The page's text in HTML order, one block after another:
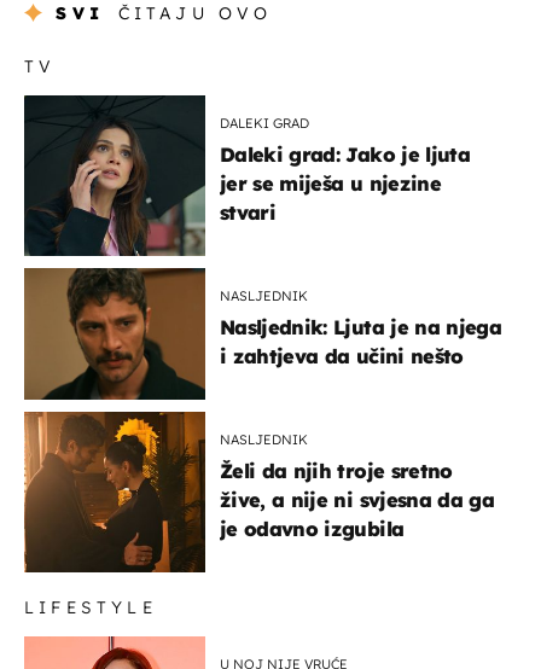
SVI ČITAJU OVO
TV
DALEKI GRAD
Daleki grad: Jako je ljuta
jer se miješa u njezine
stvari
NASLJEDNIK
Nasljednik: Ljuta je na njega
i zahtjeva da učini nešto
NASLJEDNIK
Želi da njih troje sretno
žive, a nije ni svjesna da ga
je odavno izgubila
LIFESTYLE
U NOJ NIJE VRUĆE